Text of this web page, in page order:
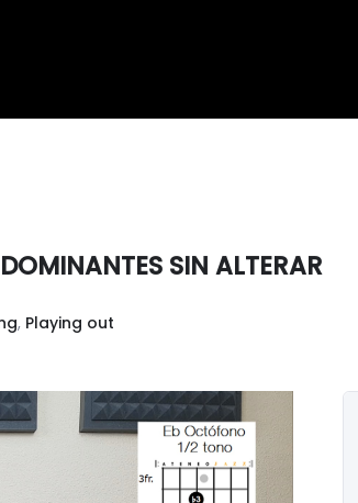
SIN ALTERAR
, Playing out